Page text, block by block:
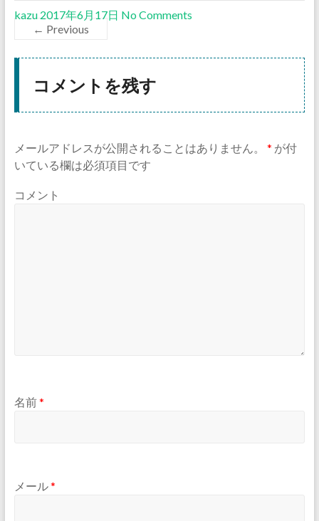
kazu 2017年6月17日 No Comments
← Previous
コメントを残す
メールアドレスが公開されることはありません。 * が付
いている欄は必須項目です
コメント
名前*
メール*